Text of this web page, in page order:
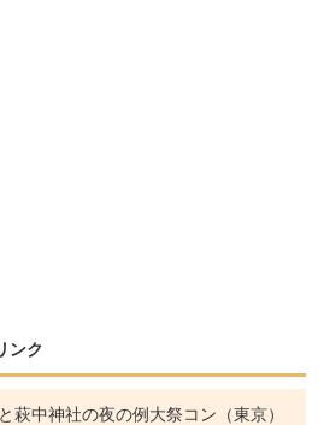
ンク
萩中神社の夜の例大祭コン（東京）